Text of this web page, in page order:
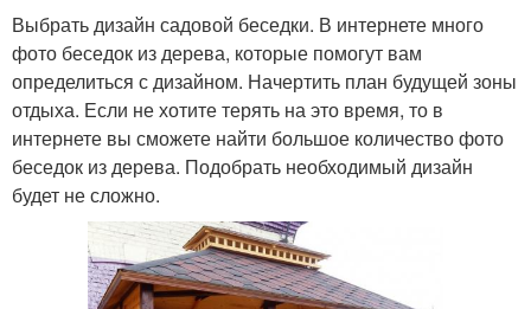
Выбрать дизайн садовой беседки. В интернете много
фото беседок из дерева, которые помогут вам
определиться с дизайном. Начертить план будущей зоны
отдыха. Если не хотите терять на это время, то в
интернете вы сможете найти большое количество фото
беседок из дерева. Подобрать необходимый дизайн
будет не сложно.